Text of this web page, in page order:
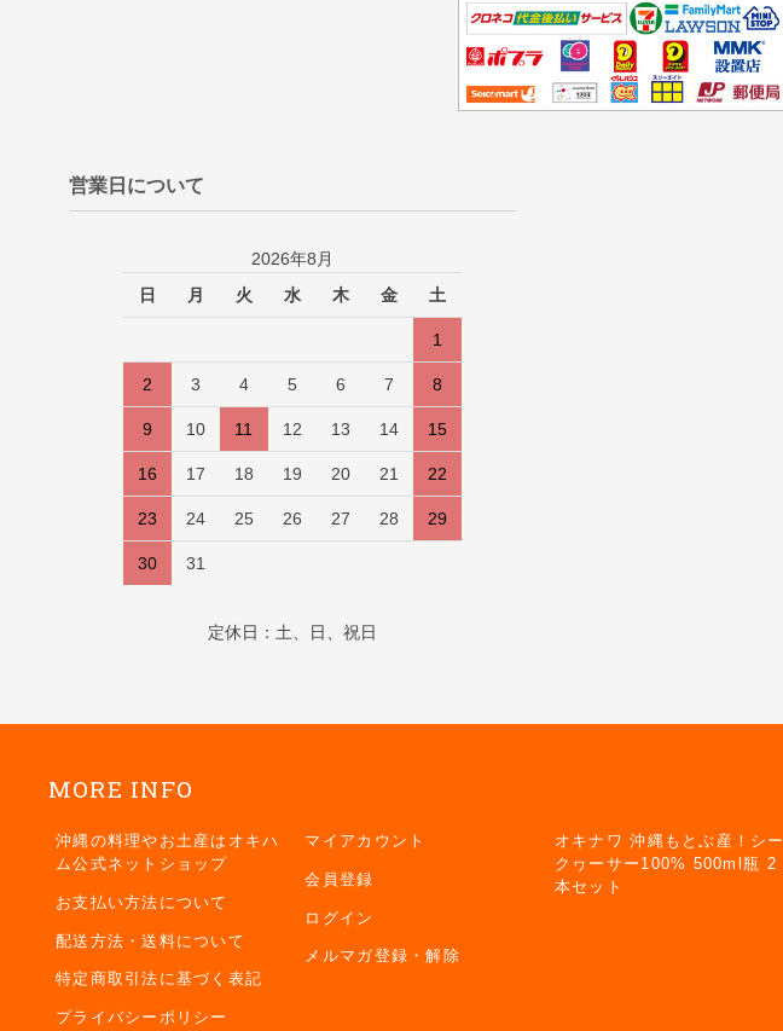
営業日について
2026年8月
日
月 火 水 木 金 土
1
2 3 4 5 6 7 8
9 10 11 12 13 14 15
16 17 18 19 20 21 22
23 24 25 26 27 28 29
30 31
定休日：土、日、祝日
MORE INFO
沖縄の料理やお土産はオキハ
ム公式ネットショップ
お支払い方法について
配送方法・送料について
特定商取引法に基づく表記
プライバシーポリシー
マイアカウント
会員登録
ログイン
メルマガ登録・解除
オキナワ 沖縄もとぶ産！シー
クヮーサー100% 500ml瓶 2
本セット